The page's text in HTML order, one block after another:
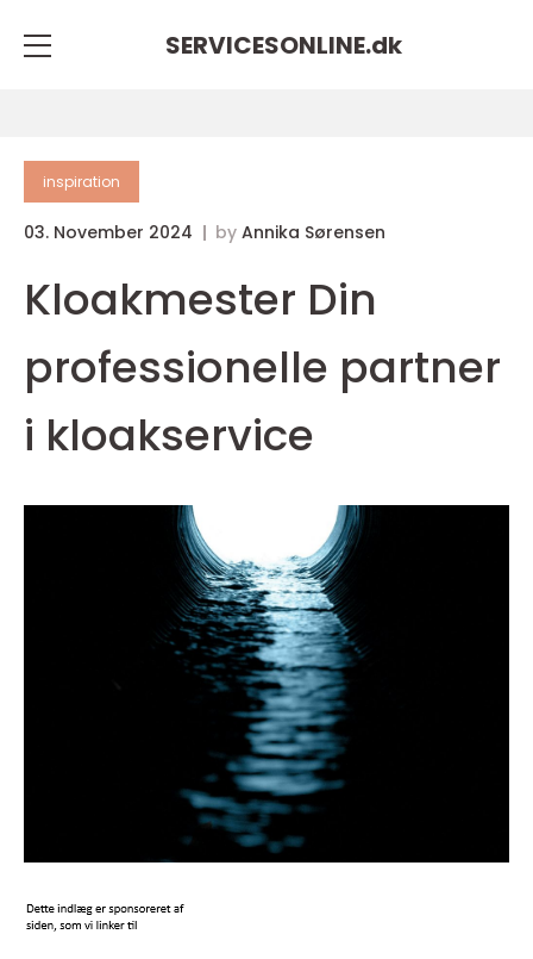
SERVICESONLINE.dk
inspiration
03. November 2024 by Annika Sørensen
Kloakmester Din
professionelle partner
i kloakservice